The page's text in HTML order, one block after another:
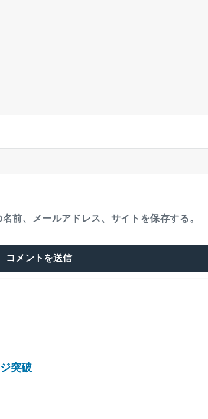
前、メールアドレス、サイトを保存する。
突破